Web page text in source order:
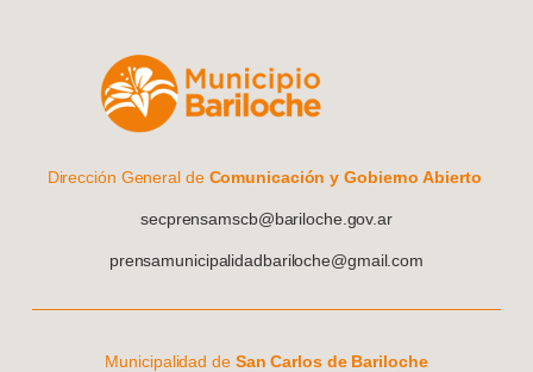
Dirección General de Comunicación y Gobierno Abierto
secprensamscb@bariloche.gov.ar
prensamunicipalidadbariloche@gmail.com
Municipalidad deSan Carlos de Bariloche